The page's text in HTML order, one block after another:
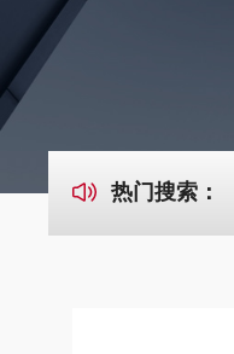
热门搜索：